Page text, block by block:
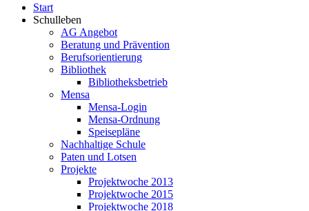
Start
Schulleben
AG Angebot
Beratung und Prävention
Berufsorientierung
Bibliothek
Bibliotheksbetrieb
Mensa
Mensa-Login
Mensa-Ordnung
Speisepläne
Nachhaltige Schule
Paten und Lotsen
Projekte
Projektwoche 2013
Projektwoche 2015
Projektwoche 2018